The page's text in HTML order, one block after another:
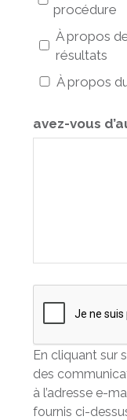
procédure
À propos
résultats
À propos
avez-vous
En cliquant sur
des
à l’adresse e-
fournis ci-